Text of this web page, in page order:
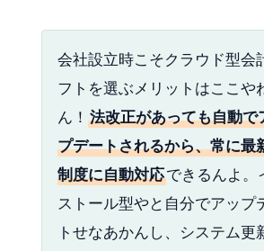
会社設立時こそクラウド型会
フトを選ぶメリットはここや
ん！法改正があっても自動で
プデートされるから、常に最
制度に自動対応できるんよ。
ストール型やと自分でアップ
トせなあかんし、システム更